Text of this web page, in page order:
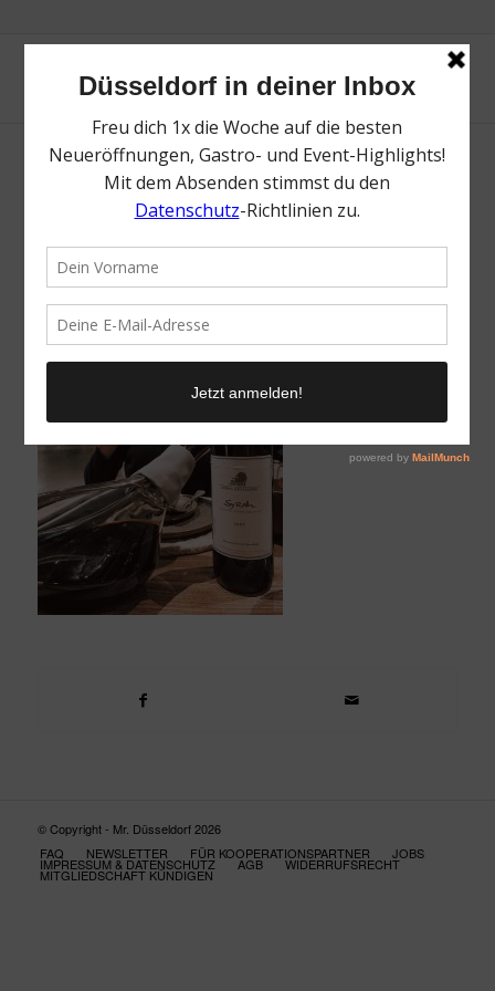
Wein Syrah Restaurant Casa Cook
9. Oktober 2018 /
© Copyright - Mr. Düsseldorf 2026
FAQ
NEWSLETTER FÜR KOOPERATIONSPARTNER JOBS
IMPRESSUM & DATENSCHUTZ AGB WIDERRUFSRECHT
MITGLIEDSCHAFT KÜNDIGEN